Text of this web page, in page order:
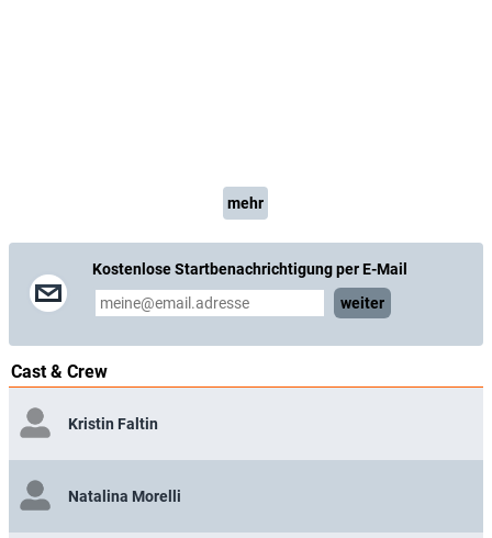
mehr
Kostenlose Startbenachrichtigung per E-Mail
weiter
Cast & Crew
Kristin Faltin
Natalina Morelli